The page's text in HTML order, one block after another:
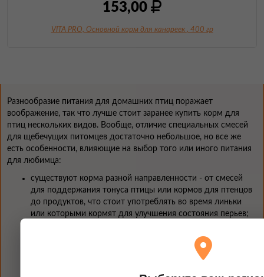
153,00
VITA PRO, Основной корм для канареек , 400 гр
Разнообразие питания для домашних птиц поражает
воображение, так что лучше стоит заранее купить корм для
птиц нескольких видов. Вообще, отличие специальных смесей
для щебечущих питомцев достаточно небольшое, но все же
есть особенности, влияющие на выбор того или иного питания
для любимца:
существуют корма разной направленности - от смесей
для поддержания тонуса птицы или кормов для птенцов
до продуктов, что стоит употреблять во время линьки
или которыми кормят для улучшения состояния перьев;
получится разобраться без метода проб и ошибок, но со
временем у питомца наверняка сложится собственная
ориентироваться при выборе пищи для него;